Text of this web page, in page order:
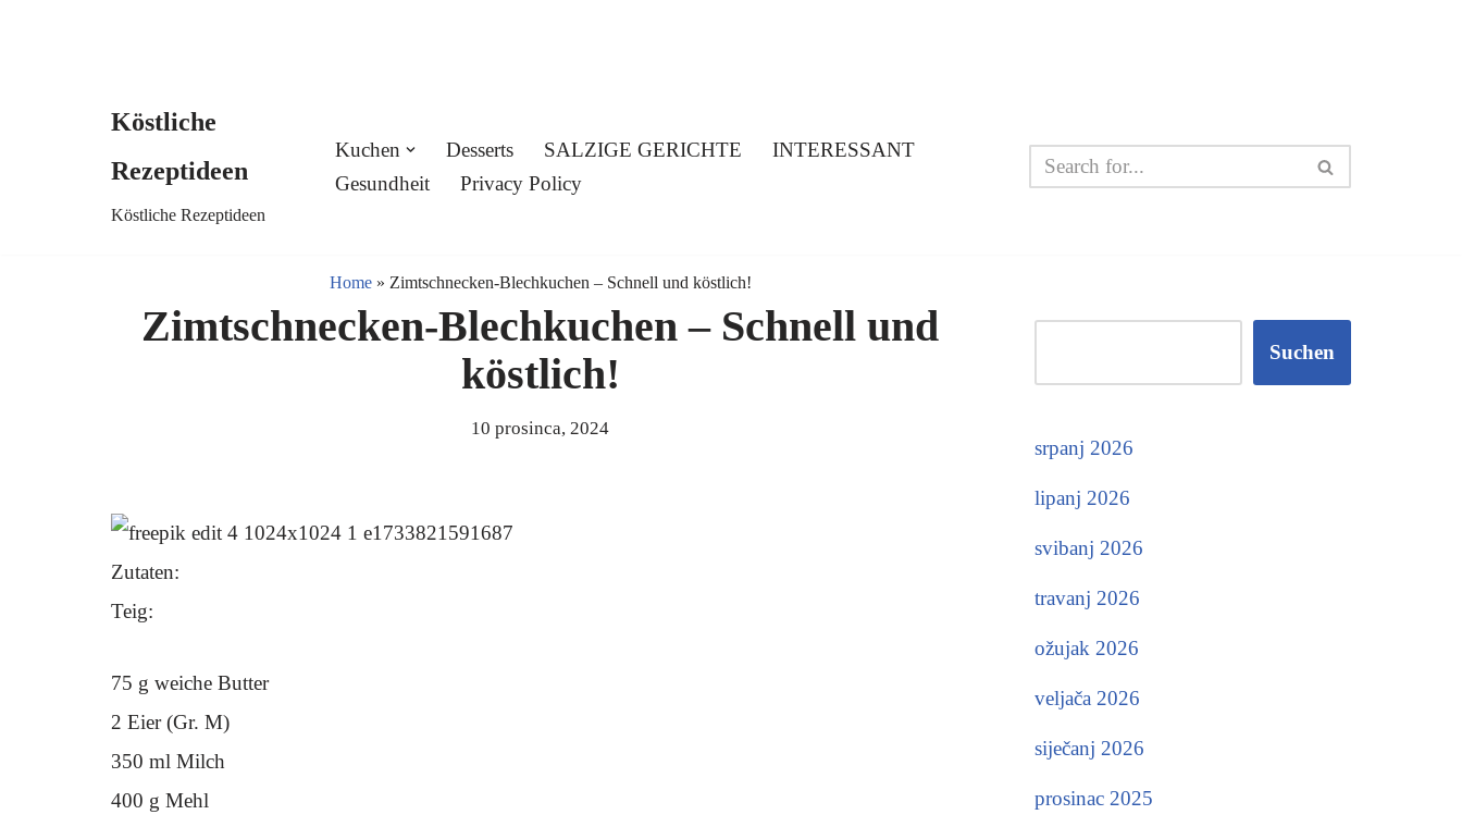
Köstliche
Rezeptideen
Köstliche Rezeptideen
Kuchen Desserts SALZIGE GERICHTE
INTERESSANT
Gesundheit
Privacy Policy
Home» Zimtschnecken-Blechkuchen – Schnell und köstlich!
Zimtschnecken-Blechkuchen – Schnell und
köstlich!
10 prosinca, 2024
Zutaten:
Teig:
75 g weiche Butter
2 Eier (Gr. M)
350 ml Milch
400 g Mehl
Suchen
srpanj 2026
lipanj 2026
svibanj 2026
travanj 2026
ožujak 2026
veljača 2026
siječanj 2026
prosinac 2025